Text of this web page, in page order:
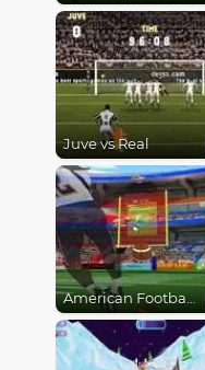
Juve vs Real
American Football Kicks